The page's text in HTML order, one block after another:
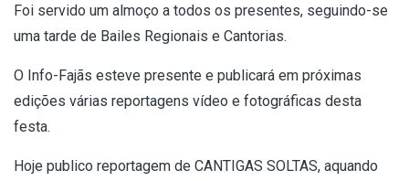
Foi servido um almoço a todos os presentes, seguindo-se
uma tarde de Bailes Regionais e Cantorias.
O Info-Fajãs esteve presente e publicará em próximas
edições várias reportagens vídeo e fotográficas desta
festa.
Hoje publico reportagem de CANTIGAS SOLTAS, aquando